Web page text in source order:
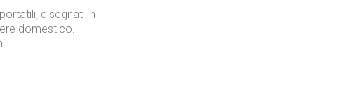
disegnati in
domestico.